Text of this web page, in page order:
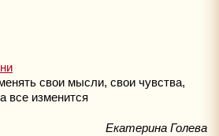
свои мысли, свои чувства,
все изменится
Екатерина Голева